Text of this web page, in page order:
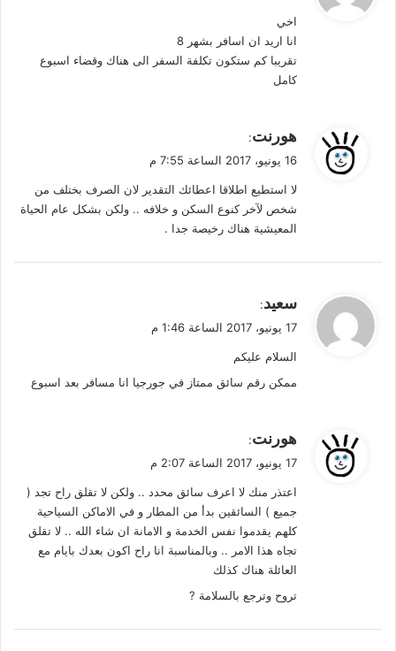
ل
اخي
انا اريد ان اسافر بشهر 8
تقريبا كم ستكون تكلفة السفر الى هناك وقضاء اسبوع
كامل
ل
هورنت:
16 يونيو، 2017 الساعة 7:55 م
لا استطيع اطلاقا اعطائك التقدير لان الصرف بختلف من
شخص لآخر كنوع السكن و خلافه .. ولكن بشكل عام الحياة
المعيشية هناك رخيصة جدا .
ي
ل
سعيد:
17 يونيو، 2017 الساعة 1:46 م
السلام عليكم
ممكن رقم سائق ممتاز في جورجيا انا مسافر بعد اسبوع
ل
هورنت:
17 يونيو، 2017 الساعة 2:07 م
اعتذر منك لا اعرف سائق محدد .. ولكن لا تقلق راح تجد (
جميع ) السائقين بدأ من المطار و في الاماكن السياحية
كلهم يقدموا نفس الخدمة و الامانة ان شاء الله .. لا تقلق
تجاه هذا الامر .. وبالمناسبة انا راح اكون بعدك بايام مع
العائلة هناك كذلك
تروح وترجع بالسلامة ?